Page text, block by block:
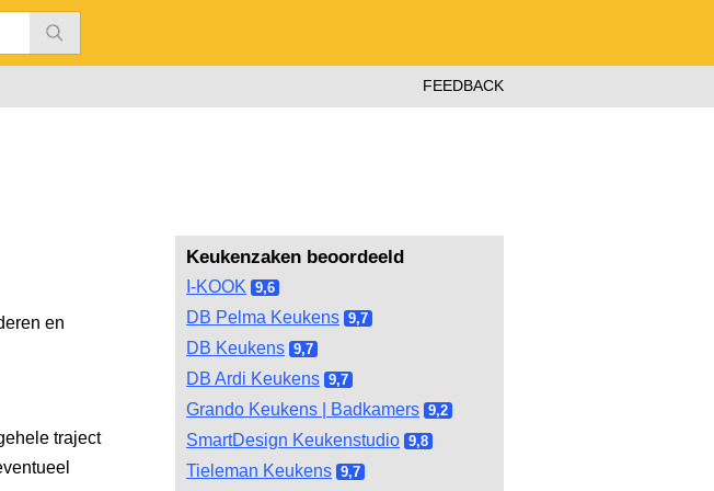
FEEDBACK
Keukenzaken beoordeeld
I-KOOK 9,6
DB Pelma Keukens 9,7
DB Keukens 9,7
DB Ardi Keukens 9,7
Grando Keukens | Badkamers 9,2
SmartDesign Keukenstudio 9,8
Tieleman Keukens 9,7
en
traject